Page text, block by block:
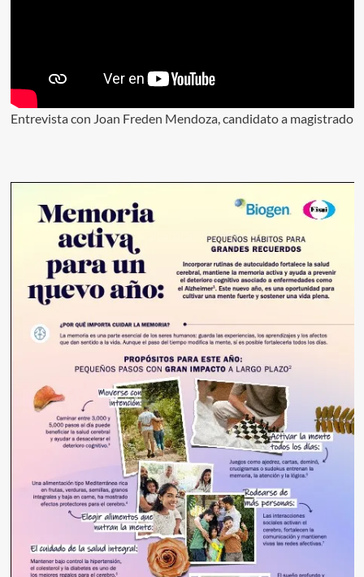
Entrevista con Joan Freden Mendoza, candidato a magistrado